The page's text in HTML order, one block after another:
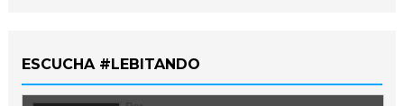
ESCUCHA #LEBITANDO